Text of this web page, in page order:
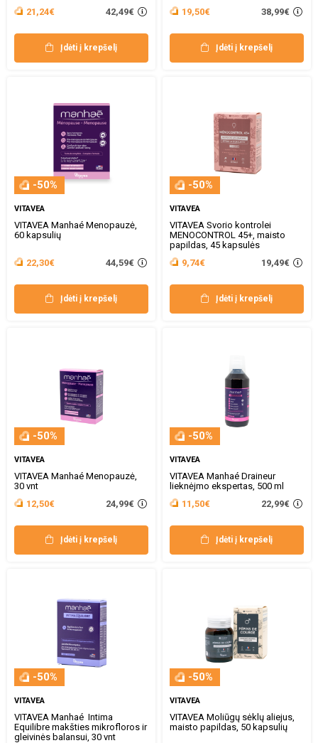
21,24€
42,49€
Įdėti į krepšelį
19,50€ 38,99€
Įdėti į krepšelį
-50%
VITAVEA
VITAVEA Manhaé Menopauzė,
60 kapsulių
22,30€ 44,59€
Įdėti į krepšelį
-50%
VITAVEA
VITAVEA Svorio kontrolei
MENOCONTROL 45+, maisto
papildas, 45 kapsulės
9,74€
19,49€
Įdėti į krepšelį
-50%
VITAVEA
VITAVEA Manhaé Menopauzė,
30 vnt
12,50€
24,99€
Įdėti į krepšelį
-50%
VITAVEA
VITAVEA Manhaé Draineur
lieknėjmo ekspertas, 500 ml
11,50€
22,99€
Įdėti į krepšelį
-50%
VITAVEA
VITAVEA Manhaé Intima
Equilibre makšties mikrofloros ir
gleivinės balansui, 30 vnt
-50%
VITAVEA
VITAVEA Moliūgų sėklų aliejus,
maisto papildas, 50 kapsulių